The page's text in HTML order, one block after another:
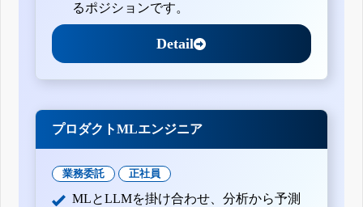
るポジションです。
Detail
プロダクトMLエンジニア
業務委託 正社員
MLとLLMを掛け合わせ、分析から予測